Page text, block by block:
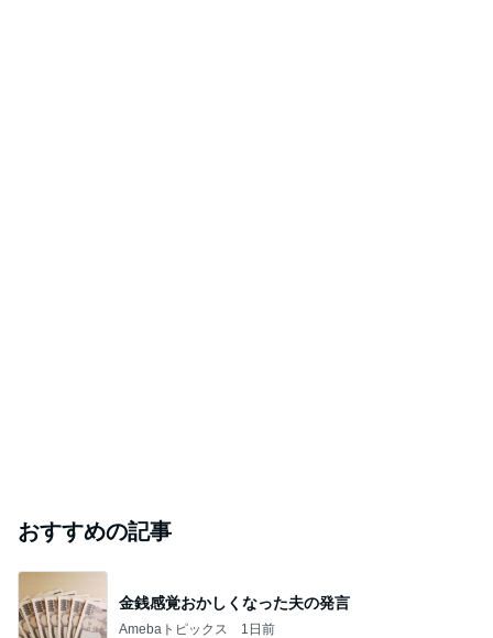
おすすめの記事
金銭感覚おかしくなった夫の発言
Amebaトピックス 1日前